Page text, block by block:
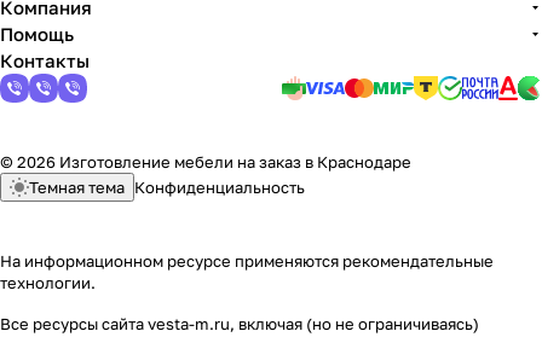
Компания
Помощь
Контакты
© 2026 Изготовление мебели на заказ в Краснодаре
Темная тема Конфиденциальность
На информационном ресурсе применяются рекомендательные
технологии.
Все ресурсы сайта vesta-m.ru, включая (но не ограничиваясь)